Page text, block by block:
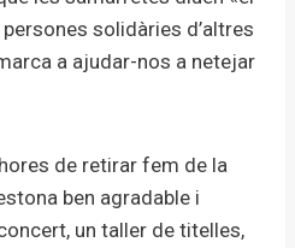
solidàries d’altres
a ajudar-nos a netejar
de retirar fem de la
ben agradable i
un taller de titelles,